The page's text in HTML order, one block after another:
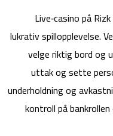
Live‑casino på
lukrativ spillopplevelse.
velge riktig bord og
uttak og sette
underholdning og
kontroll på